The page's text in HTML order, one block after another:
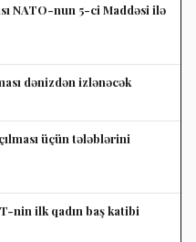
NATO-nun 5-ci Maddəsi ilə
dənizdən izlənəcək
üçün tələblərini
nin ilk qadın baş katibi